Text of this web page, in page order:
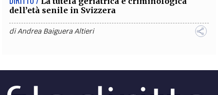
dell’età senile in Svizzera
diAndrea Baiguera Altieri